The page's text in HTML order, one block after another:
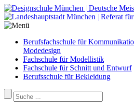
Berufsfachschule für
Modedesign
Fachschule für Modellistik
Fachschule für Schnitt und Entwurf
Berufsschule für Bekleidung